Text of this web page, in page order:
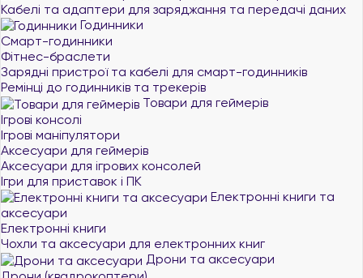
Кабелі та адаптери для заряджання та передачі даних
Годинники
Смарт-годинники
Фітнес-браслети
Зарядні пристрої та кабелі для смарт-годинників
Ремінці до годинників та трекерів
Товари для геймерів
Ігрові консолі
Ігрові маніпулятори
Аксесуари для геймерів
Аксесуари для ігрових консолей
Ігри для приставок і ПК
Електронні книги та
аксесуари
Електронні книги
Чохли та аксесуари для електронних книг
Дрони та аксесуари